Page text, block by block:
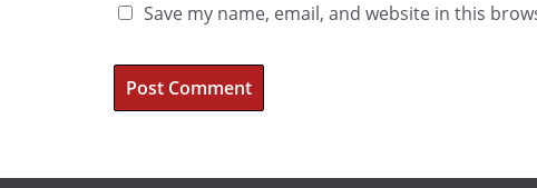
Save my name, email, and website in this